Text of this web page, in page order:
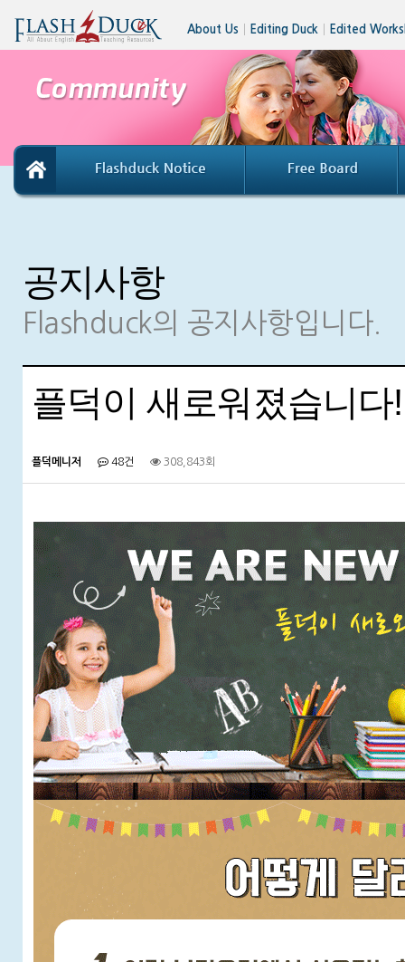
About Us Editing Duck Edited
공지사항
Flashduck의 공지사항입니다.
플덕이 새로워졌습니다!
플덕메니저 48건 308,843회